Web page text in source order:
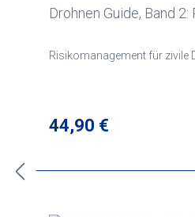
Drohnen Guide, Band
Risikomanagement für zivile
Regulärer Preis:
44,90 €